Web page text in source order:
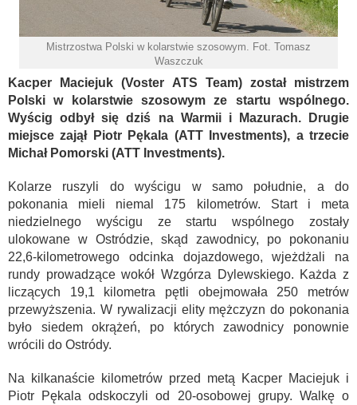
Mistrzostwa Polski w kolarstwie szosowym. Fot. Tomasz
Waszczuk
Kacper Maciejuk (Voster ATS Team) został mistrzem
Polski w kolarstwie szosowym ze startu wspólnego.
Wyścig odbył się dziś na Warmii i Mazurach. Drugie
miejsce zajął Piotr Pękala (ATT Investments), a trzecie
Michał Pomorski (ATT Investments).
Kolarze ruszyli do wyścigu w samo południe, a do
pokonania mieli niemal 175 kilometrów. Start i meta
niedzielnego wyścigu ze startu wspólnego zostały
ulokowane w Ostródzie, skąd zawodnicy, po pokonaniu
22,6-kilometrowego odcinka dojazdowego, wjeżdżali na
rundy prowadzące wokół Wzgórza Dylewskiego. Każda z
liczących 19,1 kilometra pętli obejmowała 250 metrów
przewyższenia. W rywalizacji elity mężczyzn do pokonania
było siedem okrążeń, po których zawodnicy ponownie
wrócili do Ostródy.
Na kilkanaście kilometrów przed metą Kacper Maciejuk i
Piotr Pękala odskoczyli od 20-osobowej grupy. Walkę o